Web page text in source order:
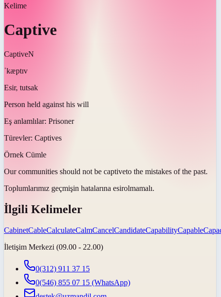
Kelime
Captive
CaptiveN
ˈkæptɪv
Esir, tutsak
Person held against his will
Eş anlamlılar: Prisoner
Türevler: Captives
Örnek Cümle
Our communities should not be captiveto the mistakes of the past.
Toplumlarımız geçmişin hatalarına esirolmamalı.
İlgili Kelimeler
CabinetCableCalculateCalmCancelCandidateCapabilityCapable
İletişim Merkezi (09.00 - 22.00)
0(312) 911 37 15
0(546) 855 07 15 (WhatsApp)